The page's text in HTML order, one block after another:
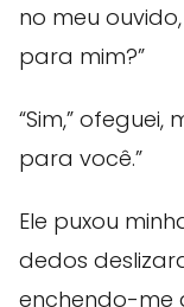
no meu
para mim?”
“Sim,”
para você.”
Ele puxou
dedos
enchendo-me